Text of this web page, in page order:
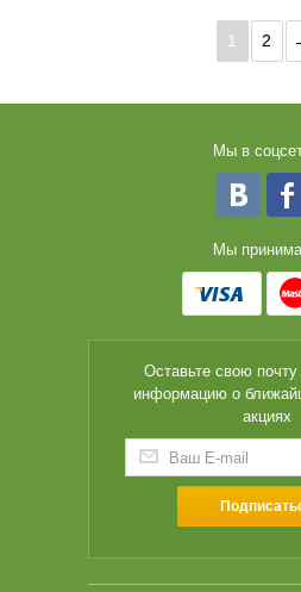
1 2
Мы в
Мы
Оставьте свою
информацию о
акциях